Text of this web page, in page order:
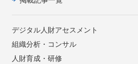
デジタル人財アセスメント
組織分析・コンサル
人財育成・研修